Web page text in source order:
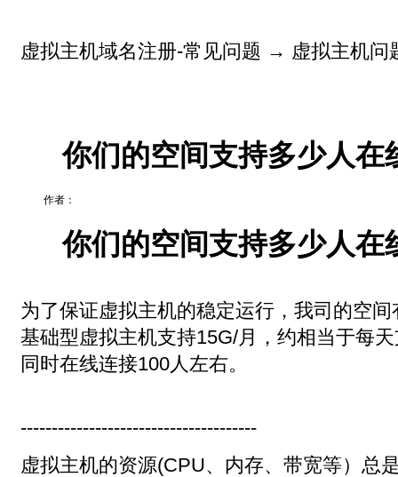
虚拟主机域名注册-常见问题 → 虚拟主机问
你们的空间支持多少人在
作者：
你们的空间支持多少人在
为了保证虚拟主机的稳定运行，我司的空
基础型虚拟主机支持15G/月，约相当于每
同时在线连接100人左右。
--------------------------------------
虚拟主机的资源(CPU、内存、带宽等）总